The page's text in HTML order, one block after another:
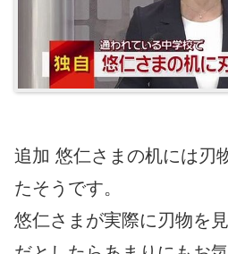
追加 悠仁さまの机には刃
たそうです。
悠仁さまが実際に刃物を